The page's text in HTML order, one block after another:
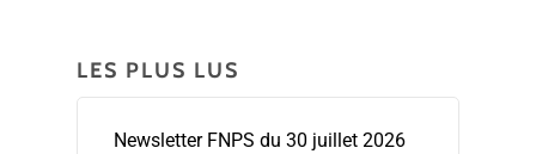
LES PLUS LUS
Newsletter FNPS du 30 juillet 2026